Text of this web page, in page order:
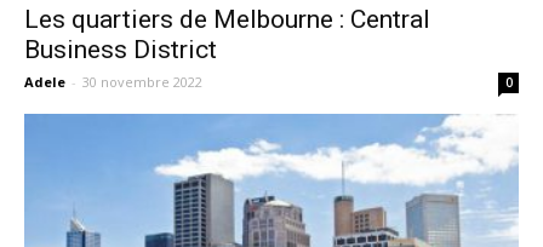
Les quartiers de Melbourne : Central
Business District
Adele - 30 novembre 2022 0